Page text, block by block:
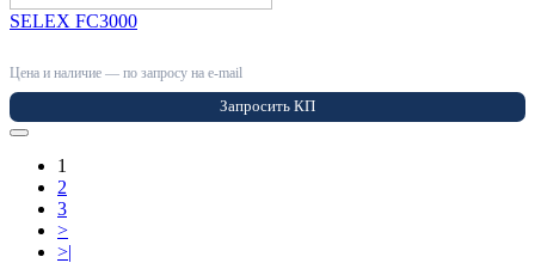
SELEX FC3000
Цена и наличие — по запросу на e-mail
Запросить КП
1
2
3
>
>|